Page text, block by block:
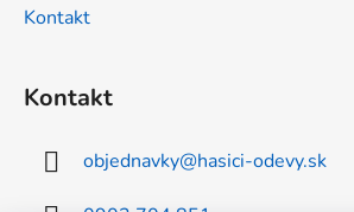
Kontakt
Kontakt
objednavky@hasici-odevy.sk